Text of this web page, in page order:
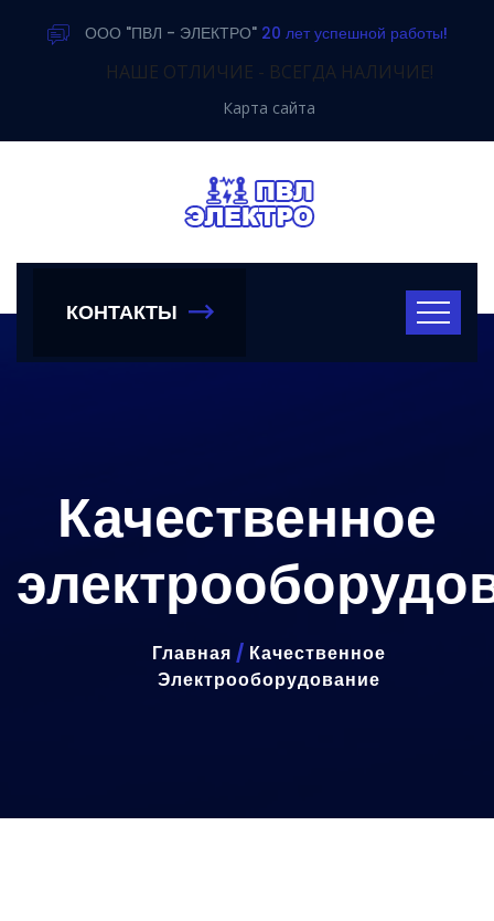
ООО "ПВЛ - ЭЛЕКТРО" 20 лет успешной работы!
НАШЕ ОТЛИЧИЕ - ВСЕГДА НАЛИЧИЕ!
Карта сайта
КОНТАКТЫ
Качественное
Главная / Качественное
Электрооборудование